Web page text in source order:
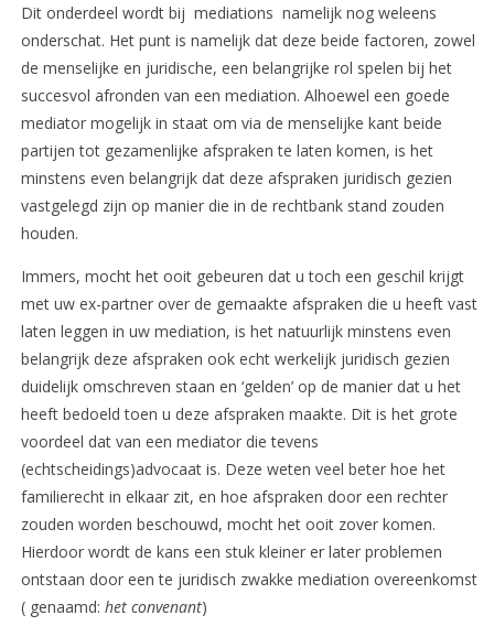
Dit onderdeel wordt bij mediations namelijk nog weleens
onderschat. Het punt is namelijk dat deze beide factoren, zowel
de menselijke en juridische, een belangrijke rol spelen bij het
succesvol afronden van een mediation. Alhoewel een goede
mediator mogelijk in staat om via de menselijke kant beide
partijen tot gezamenlijke afspraken te laten komen, is het
minstens even belangrijk dat deze afspraken juridisch gezien
vastgelegd zijn op manier die in de rechtbank stand zouden
houden.
Immers, mocht het ooit gebeuren dat u toch een geschil krijgt
met uw ex-partner over de gemaakte afspraken die u heeft vast
laten leggen in uw mediation, is het natuurlijk minstens even
belangrijk deze afspraken ook echt werkelijk juridisch gezien
duidelijk omschreven staan en ‘gelden’ op de manier dat u het
heeft bedoeld toen u deze afspraken maakte. Dit is het grote
voordeel dat van een mediator die tevens
(echtscheidings)advocaat is. Deze weten veel beter hoe het
familierecht in elkaar zit, en hoe afspraken door een rechter
zouden worden beschouwd, mocht het ooit zover komen.
Hierdoor wordt de kans een stuk kleiner er later problemen
ontstaan door een te juridisch zwakke mediation overeenkomst
( genaamd: het convenant)